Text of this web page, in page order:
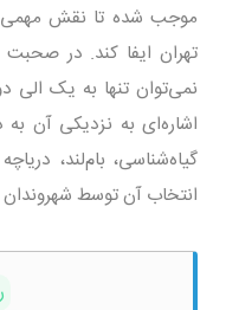
موجب شده تا نقش مهمی
تهران ایفا کند. در
نمی‌توان تنها به یک الی
اشاره‌ای به نزدیکی آن
گیاه‌شناسی، بام‌لند،
انتخاب آن توسط شهروندان